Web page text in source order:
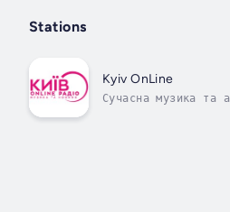
Stations
Kyiv OnLine
Сучасна музика та